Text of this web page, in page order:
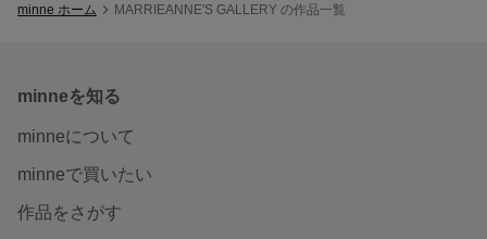
minne ホーム MARRIEANNE'S GALLERY の作品一覧
minneを知る
minneについて
minneで買いたい
作品をさがす